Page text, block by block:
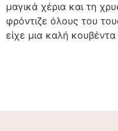
μαγικά χέρια και τη
φρόντιζε όλους του
είχε μια καλή